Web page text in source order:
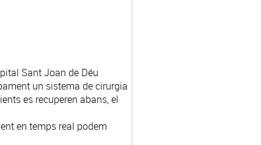
Sant Joan de Déu
un sistema de cirurgia
es recuperen abans, el
en temps real podem